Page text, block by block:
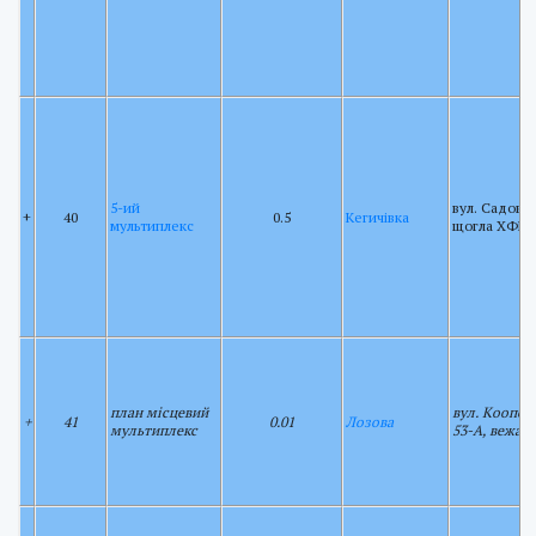
+ 40
5-ий
мультиплекс
0.5 Кегичівка
вул. Садова
щогла
+ 41
план місцевий
мультиплекс
0.01 Лозова
вул.
53-А, вежа